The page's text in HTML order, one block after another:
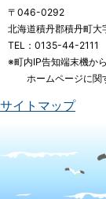
〒046-0292
北海道積丹郡積丹町
TEL：0135-44-
※町内IP告知端末機か
ホームページに関
サイトマップ